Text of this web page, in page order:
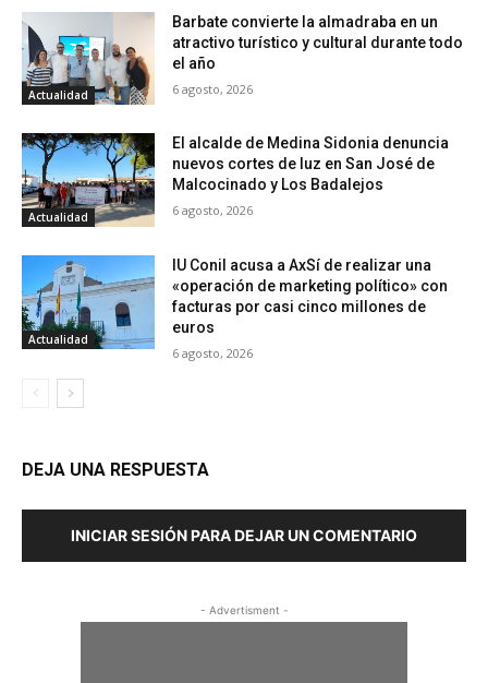
Actualidad
Barbate convierte la almadraba en un
atractivo turístico y cultural durante todo
el año
6 agosto, 2026
Actualidad
El alcalde de Medina Sidonia denuncia
nuevos cortes de luz en San José de
Malcocinado y Los Badalejos
6 agosto, 2026
Actualidad
IU Conil acusa a AxSí de realizar una
«operación de marketing político» con
facturas por casi cinco millones de
euros
6 agosto, 2026
DEJA UNA RESPUESTA
INICIAR SESIÓN PARA DEJAR UN COMENTARIO
- Advertisment -